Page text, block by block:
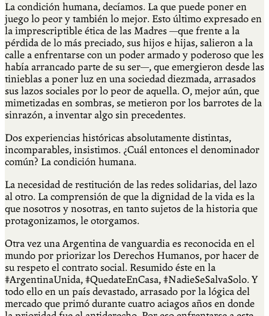
La condición humana, decíamos. La que puede poner en
juego lo peor y también lo mejor. Esto último expresado en
la imprescriptible ética de las Madres —que frente a la
pérdida de lo más preciado, sus hijos e hijas, salieron a la
calle a enfrentarse con un poder armado y poderoso que les
había arrancado parte de su ser—, que emergieron desde las
tinieblas a poner luz en una sociedad diezmada, arrasados
sus lazos sociales por lo peor de aquella. O, mejor aún, que
mimetizadas en sombras, se metieron por los barrotes de la
sinrazón, a inventar algo sin precedentes.
Dos experiencias históricas absolutamente distintas,
incomparables, insistimos. ¿Cuál entonces el denominador
común? La condición humana.
La necesidad de restitución de las redes solidarias, del lazo
al otro. La comprensión de que la dignidad de la vida es la
que nosotros y nosotras, en tanto sujetos de la historia que
protagonizamos, le otorgamos.
Otra vez una Argentina de vanguardia es reconocida en el
mundo por priorizar los Derechos Humanos, por hacer de
su respeto el contrato social. Resumido éste en la
#ArgentinaUnida, #QuedateEnCasa, #NadieSeSalvaSolo. Y
todo ello en un país devastado, arrasado por la lógica del
mercado que primó durante cuatro aciagos años en donde